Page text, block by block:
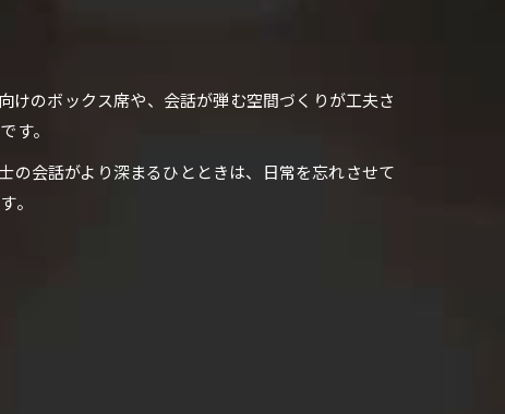
けのボックス席や、会話が弾む空間づくりが工夫さ
す。
の会話がより深まるひとときは、日常を忘れさせて
。